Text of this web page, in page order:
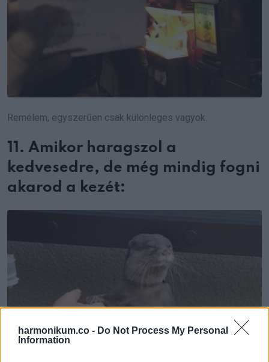
harmonikum.co - Do Not Process My Personal
Information
Remélem, egyszerűen csak különleges vagyok.
11. Amikor haragszol a
kedvesedre, de még mindig fogni
akarod a kezét: